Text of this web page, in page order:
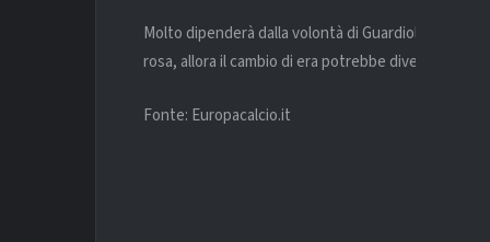
Molto dipenderà dalla volontà di Guardiola. Se il
rosa, allora il cambio di era potrebbe diventare
Fonte: Europacalcio.it